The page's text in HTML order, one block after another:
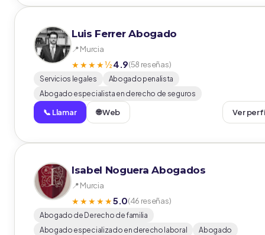
Luis Ferrer Abogado
📍 Murcia
★★★★½4.9(58 reseñas)
Servicios legales
Abogado penalista
Abogado especialista en derecho de seguros
📞 Llamar 🌐 Web Ver
Isabel Noguera Abogados
📍 Murcia
★★★★★5.0(46 reseñas)
Abogado de Derecho de familia
Abogado especializado en derecho laboral
Abogado